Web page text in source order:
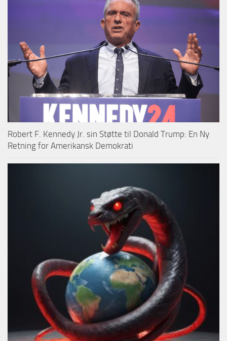
Robert F. Kennedy Jr. sin Støtte til Donald Trump: En Ny
Retning for Amerikansk Demokrati